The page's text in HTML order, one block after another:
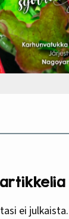
ei julkaista.